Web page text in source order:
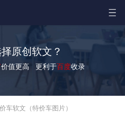
原创软文？
价值更高 更利于百度收录
车软文（特价车图片）